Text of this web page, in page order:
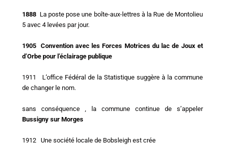
1888 La poste pose une boîte-aux-lettres à la Rue de Montolieu
5 avec 4 levées par jour.
1905 Convention avec les Forces Motrices du lac de Joux et
d’Orbe pour l’éclairage publique
1911 L’office Fédéral de la Statistique suggère à la commune
de changer le nom.
sans conséquence , la commune continue de s’appeler
Bussigny sur Morges
1912 Une société locale de Bobsleigh est crée